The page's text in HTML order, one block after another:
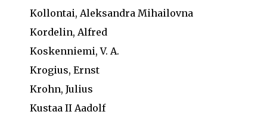
Kollontai, Aleksandra Mihailovna
Kordelin, Alfred
Koskenniemi, V. A.
Krogius, Ernst
Krohn, Julius
Kustaa II Aadolf